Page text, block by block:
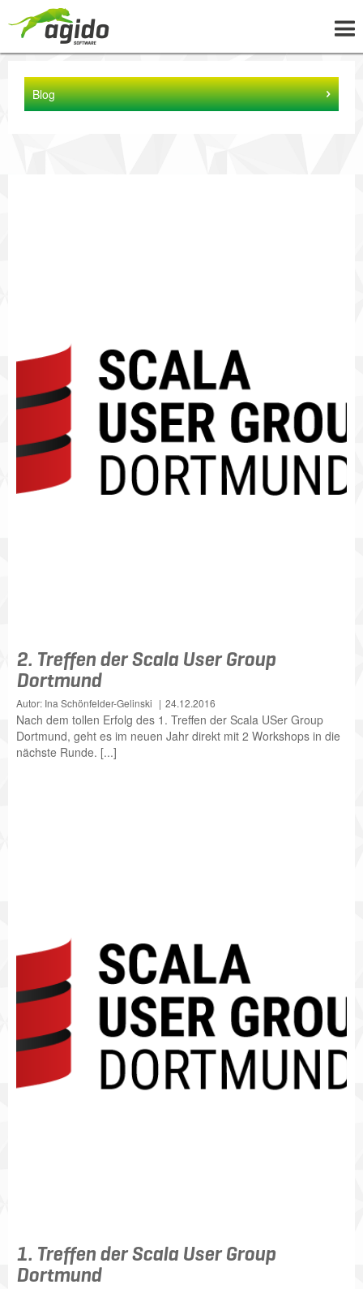
UNTERNEHMEN
LÖSUNGEN
Blog
2. Treffen der Scala User Group
Dortmund
Autor: Ina Schönfelder-Gelinski 24.12.2016
Nach dem tollen Erfolg des 1. Treffen der Scala USer Group
Dortmund, geht es im neuen Jahr direkt mit 2 Workshops in die
nächste Runde. [...]
1. Treffen der Scala User Group
Dortmund